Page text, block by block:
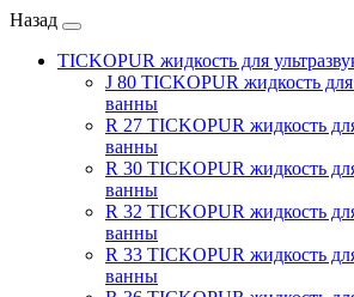
Назад
TICKOPUR жидкость для
J 80 TICKOPUR жидкость для
ванны
R 27 TICKOPUR жидкость
ванны
R 30 TICKOPUR жидкость
ванны
R 32 TICKOPUR жидкость
ванны
R 33 TICKOPUR жидкость
ванны